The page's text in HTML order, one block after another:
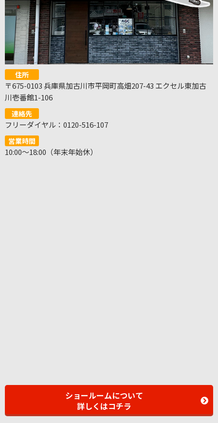
住所
〒675-0103 兵庫県加古川市平岡町高畑207-43 エクセル東加古
川壱番館1-106
連絡先
フリーダイヤル：0120-516-107
営業時間
10:00～18:00（年末年始休）
ショールームについて
詳しくはコチラ